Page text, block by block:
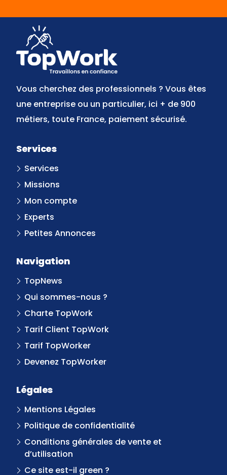
Vous cherchez des professionnels ? Vous êtes
une entreprise ou un particulier, ici + de 900
métiers, toute France, paiement sécurisé.
Services
Services
Missions
Mon compte
Experts
Petites Annonces
Navigation
TopNews
Qui sommes-nous ?
Charte TopWork
Tarif Client TopWork
Tarif TopWorker
Devenez TopWorker
Légales
Mentions Légales
Politique de confidentialité
Conditions générales de vente et
d’utilisation
Ce site est-il green ?